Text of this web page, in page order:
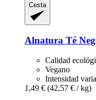
Cesta
Alnatura Té
Calidad
Vegano
Intensidad
1,49 € (42,57 € / kg)